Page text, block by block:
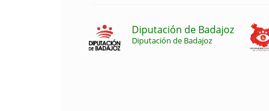
Diputación de Badajoz
Diputación de Badajoz